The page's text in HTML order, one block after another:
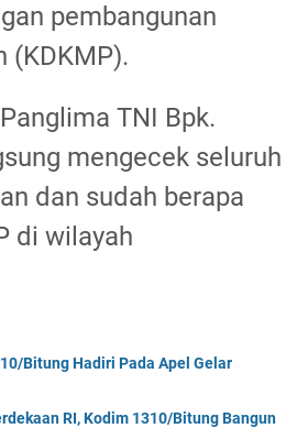
pembangunan
(KDKMP).
TNI Bpk.
mengecek seluruh
dan sudah berapa
di wilayah
Bitung Hadiri Pada Apel Gelar
RI, Kodim 1310/Bitung Bangun